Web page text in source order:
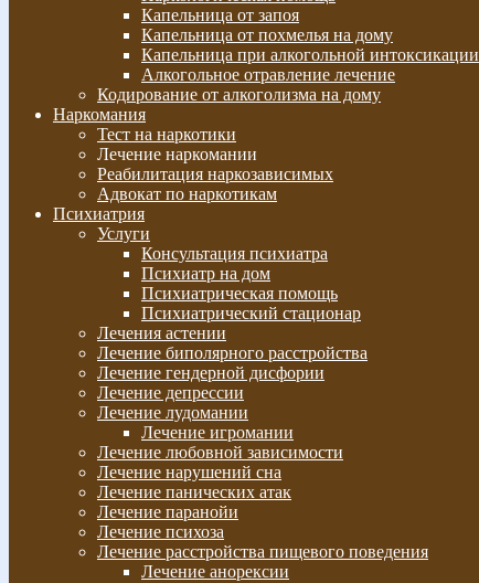
Капельница от запоя
Капельница от похмелья на дому
Капельница при алкогольной интоксикации
Алкогольное отравление лечение
Кодирование от алкоголизма на дому
Наркомания
Тест на наркотики
Лечение наркомании
Реабилитация наркозависимых
Адвокат по наркотикам
Психиатрия
Услуги
Консультация психиатра
Психиатр на дом
Психиатрическая помощь
Психиатрический стационар
Лечения астении
Лечение биполярного расстройства
Лечение гендерной дисфории
Лечение депрессии
Лечение лудомании
Лечение игромании
Лечение любовной зависимости
Лечение нарушений сна
Лечение панических атак
Лечение паранойи
Лечение психоза
Лечение расстройства пищевого поведения
Лечение анорексии